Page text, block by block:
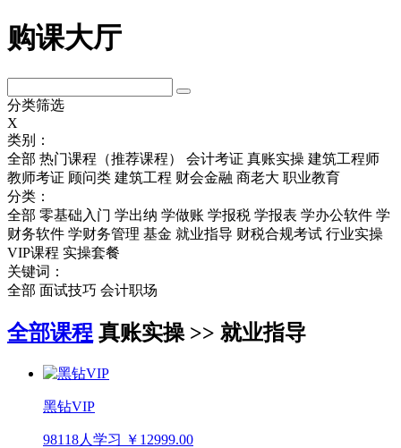
购课大厅
分类筛选
X
类别：
全部 热门课程（推荐课程） 会计考证 真账实操 建筑工程师
教师考证 顾问类 建筑工程 财会金融 商老大 职业教育
分类：
全部 零基础入门 学出纳 学做账 学报税 学报表 学办公软件 学
财务软件 学财务管理 基金 就业指导 财税合规考试 行业实操
VIP课程 实操套餐
关键词：
全部 面试技巧 会计职场
全部课程 真账实操 >> 就业指导
黑钻VIP
98118人学习 ￥12999.00